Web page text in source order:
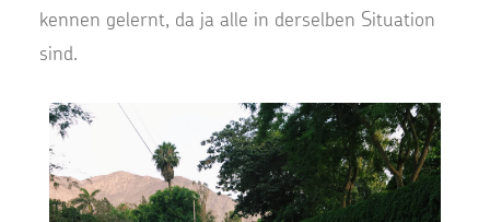
kennen gelernt, da ja alle in derselben Situation
sind.